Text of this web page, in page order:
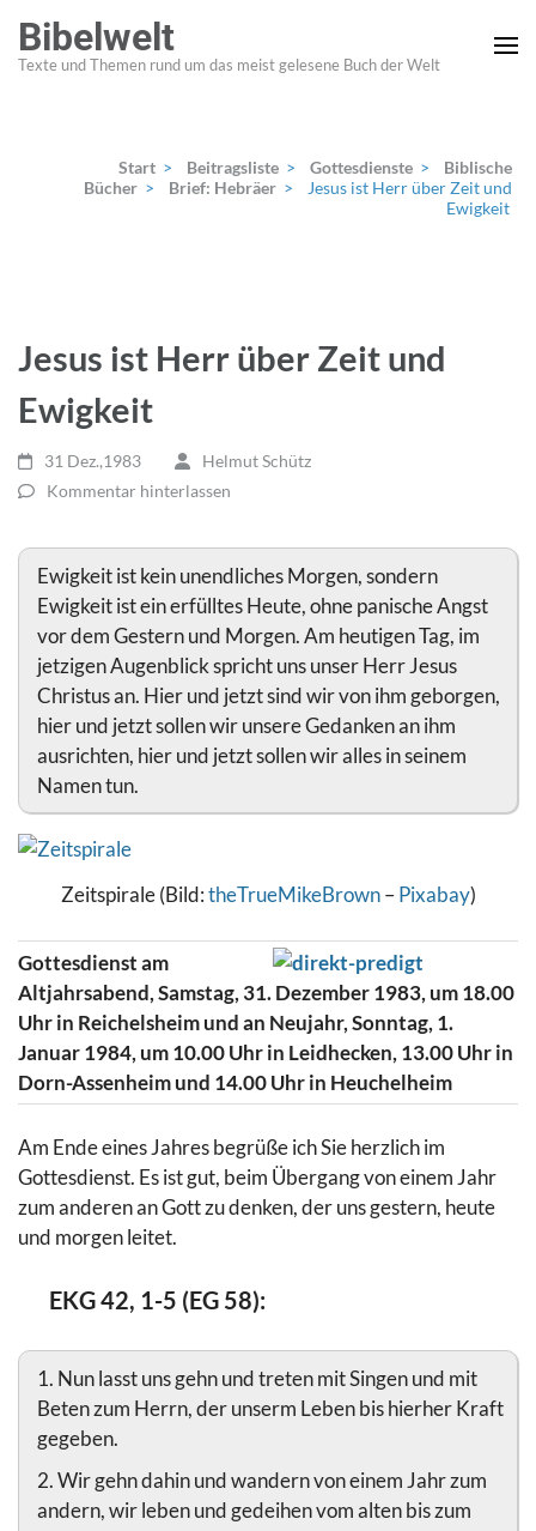
Inhalt
springen
Bibelwelt
Texte und Themen rund um das meist gelesene Buch der Welt
Start > Beitragsliste > Gottesdienste >
Biblische
Bücher > Brief: Hebräer >
Jesus ist Herr über Zeit und
Ewigkeit
Jesus ist Herr über Zeit und
Ewigkeit
31 Dez.,1983
Helmut Schütz
Kommentar hinterlassen
Ewigkeit ist kein unendliches Morgen, sondern
Ewigkeit ist ein erfülltes Heute, ohne panische Angst
vor dem Gestern und Morgen. Am heutigen Tag, im
jetzigen Augenblick spricht uns unser Herr Jesus
Christus an. Hier und jetzt sind wir von ihm geborgen,
hier und jetzt sollen wir unsere Gedanken an ihm
ausrichten, hier und jetzt sollen wir alles in seinem
Namen tun.
Zeitspirale (Bild:theTrueMikeBrown–Pixabay)
Gottesdienst am
Altjahrsabend, Samstag, 31. Dezember 1983, um 18.00
Uhr in Reichelsheim und an Neujahr, Sonntag, 1.
Januar 1984, um 10.00 Uhr in Leidhecken, 13.00 Uhr in
Dorn-Assenheim und 14.00 Uhr in Heuchelheim
Am Ende eines Jahres begrüße ich Sie herzlich im
Gottesdienst. Es ist gut, beim Übergang von einem Jahr
zum anderen an Gott zu denken, der uns gestern, heute
und morgen leitet.
EKG 42, 1-5 (EG 58):
1. Nun lasst uns gehn und treten mit Singen und mit
Beten zum Herrn, der unserm Leben bis hierher Kraft
gegeben.
2. Wir gehn dahin und wandern von einem Jahr zum
andern, wir leben und gedeihen vom alten bis zum